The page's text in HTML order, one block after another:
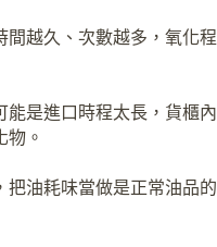
越久、次數越多，氧化程
是進口時程太長，貨櫃內
。
油耗味當做是正常油品的